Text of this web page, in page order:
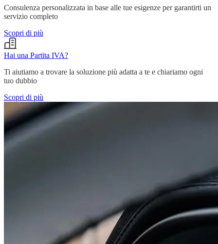
Consulenza personalizzata in base alle tue esigenze per garantirti un
servizio completo
Scopri di più
Hai una Partita IVA?
Ti aiutiamo a trovare la soluzione più adatta a te e chiariamo ogni
tuo dubbio
Scopri di più